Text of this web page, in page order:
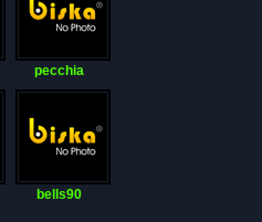
pecchia
bells90